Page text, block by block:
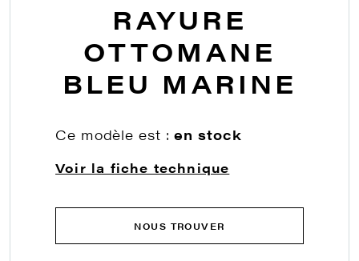
RAYURE
OTTOMANE
BLEU MARINE
Ce modèle est :en stock
Voir la fiche technique
NOUS TROUVER